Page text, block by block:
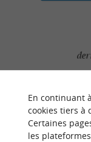
En continuant
cookies tiers à
Certaines
les